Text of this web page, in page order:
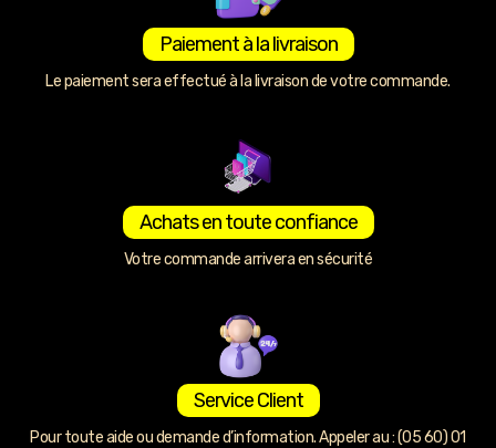
Paiement à la livraison
Le paiement sera effectué à la livraison de votre commande.
Achats en toute confiance
Votre commande arrivera en sécurité
Service Client
Pour toute aide ou demande d’information. Appeler au : (05 60) 01